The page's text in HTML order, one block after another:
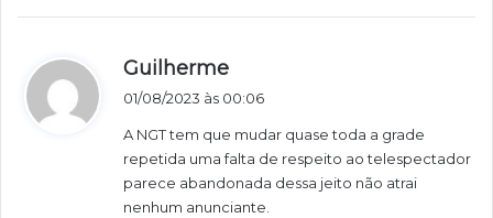
Guilherme
s
e
:
01/08/2023 às 00:06
A NGT tem que mudar quase toda a grade
repetida uma falta de respeito ao telespectador
parece abandonada dessa jeito não atrai
nenhum anunciante.